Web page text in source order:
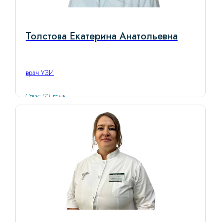
Толстова Екатерина Анатольевна
врач УЗИ
Стаж: 23 года